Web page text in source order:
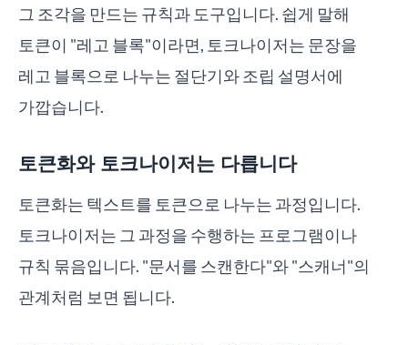
그 조각을 만드는 규칙과 도구입니다. 쉽게 말해
토큰이 "레고 블록"이라면, 토크나이저는 문장을
레고 블록으로 나누는 절단기와 조립 설명서에
가깝습니다.
토큰화와 토크나이저는 다릅니다
토큰화는 텍스트를 토큰으로 나누는 과정입니다.
토크나이저는 그 과정을 수행하는 프로그램이나
규칙 묶음입니다. "문서를 스캔한다"와 "스캐너"의
관계처럼 보면 됩니다.